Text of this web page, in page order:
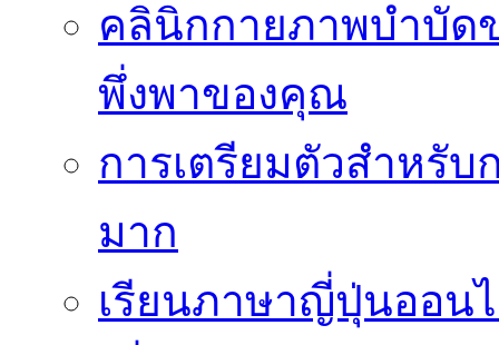
คลินิกกายภาพบำบัด
พึ่งพาของคุณ
การเตรียมตัวสำหรั
มาก
เรียนภาษาญี่ปุ่นออน